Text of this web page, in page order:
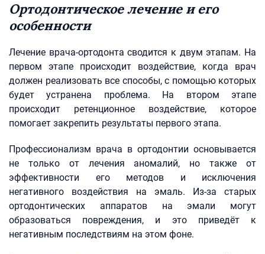
Ортодонтическое лечение и его
особенности
Лечение врача-ортодонта сводится к двум этапам. На
первом этапе происходит воздействие, когда врач
должен реализовать все способы, с помощью которых
будет устранена проблема. На втором этапе
происходит ретенционное воздействие, которое
помогает закрепить результаты первого этапа.
Профессионализм врача в ортодонтии основывается
не только от лечения аномалий, но также от
эффективности его методов и исключения
негативного воздействия на эмаль. Из-за старых
ортодонтических аппаратов на эмали могут
образоваться повреждения, и это приведёт к
негативным последствиям на этом фоне.